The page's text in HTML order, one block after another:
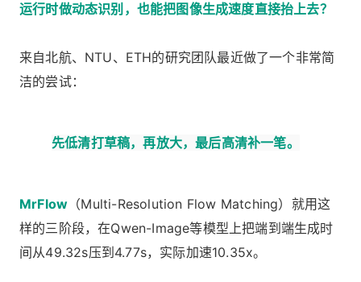
运行时做动态识别，也能把图像生成速度直接抬上去？
来自北航、NTU、ETH的研究团队最近做了一个非常简
洁的尝试：
先低清打草稿，再放大，最后高清补一笔。
MrFlow （Multi-Resolution Flow Matching）就用这
样的三阶段，在Qwen-Image等模型上把端到端生成时
间从49.32s压到4.77s，实际加速10.35x。